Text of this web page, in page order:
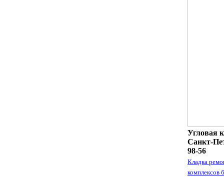
Угловая
Санкт-
98-56
Кладка
комплексов